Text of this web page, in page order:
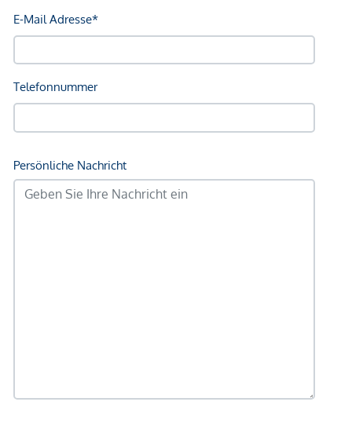
unverbindliche Vorabinformationen sind und daher ohne
Gewähr erfolgen. Der Vermittler ist als Doppelmakler tätig.